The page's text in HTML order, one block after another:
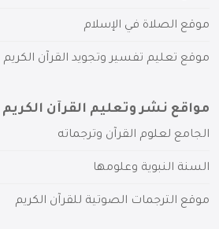
موقع الصلاة في الإسلام
موقع تعليم تفسير وتجويد القرآن الكريم
مواقع نشر وتعليم القرآن الكريم
الجامع لعلوم القرآن وترجماته
السنة النبوية وعلومها
موقع الترجمات الصوتية للقرآن الكريم